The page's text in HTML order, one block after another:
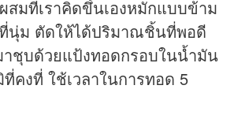
สมที่เราคิดขึ้นเองหมักแบบข้าม
นุ่ม ตัดให้ได้ปริมาณชิ้นที่พอดี
ชุบด้วยแป้งทอดกรอบในน้ำมัน
คงที่ ใช้เวลาในการทอด 5